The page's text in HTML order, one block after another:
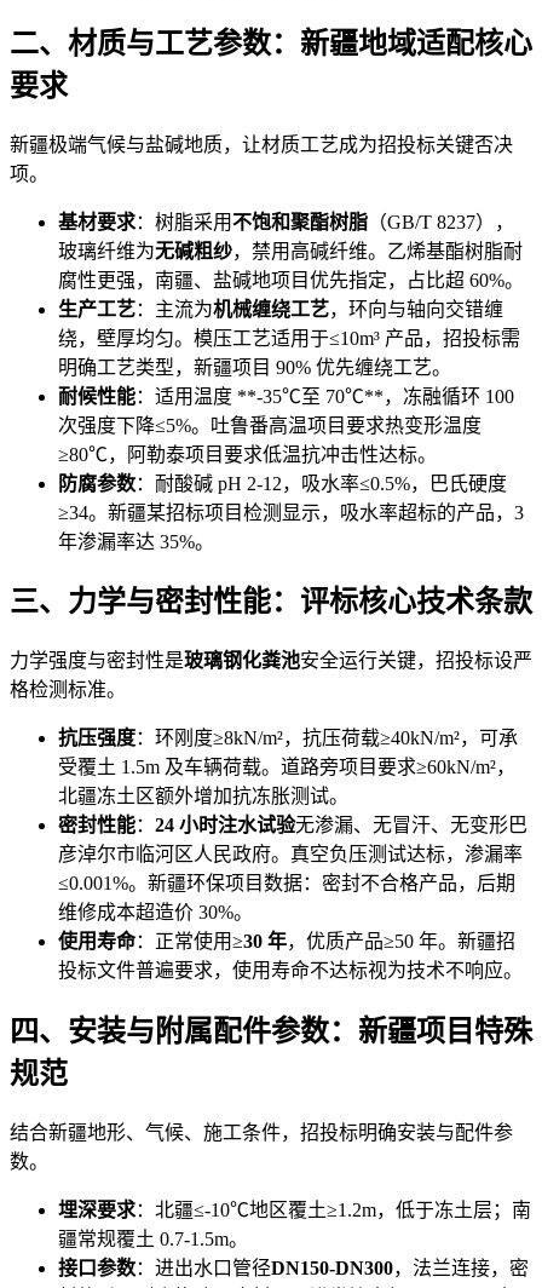
二、材质与工艺参数：新疆地域适配核心
要求
新疆极端气候与盐碱地质，让材质工艺成为招投标关键否决
项。
基材要求：树脂采用不饱和聚酯树脂 （GB/T 8237），
玻璃纤维为无碱粗纱，禁用高碱纤维。乙烯基酯树脂耐
腐性更强，南疆、盐碱地项目优先指定，占比超 60%。
生产工艺：主流为机械缠绕工艺，环向与轴向交错缠
绕，壁厚均匀。模压工艺适用于≤10m³ 产品，招投标需
明确工艺类型，新疆项目 90% 优先缠绕工艺。
耐候性能：适用温度 **-35℃至 70℃**，冻融循环 100
次强度下降≤5%。吐鲁番高温项目要求热变形温度
≥80℃，阿勒泰项目要求低温抗冲击性达标。
防腐参数：耐酸碱 pH 2-12，吸水率≤0.5%，巴氏硬度
≥34。新疆某招标项目检测显示，吸水率超标的产品，3
年渗漏率达 35%。
三、力学与密封性能：评标核心技术条款
力学强度与密封性是玻璃钢化粪池安全运行关键，招投标设严
格检测标准。
抗压强度：环刚度≥8kN/m²，抗压荷载≥40kN/m²，可承
受覆土 1.5m 及车辆荷载。道路旁项目要求≥60kN/m²，
北疆冻土区额外增加抗冻胀测试。
密封性能： 24 小时注水试验无渗漏、无冒汗、无变形巴
彦淖尔市临河区人民政府。真空负压测试达标，渗漏率
≤0.001%。新疆环保项目数据：密封不合格产品，后期
维修成本超造价 30%。
使用寿命：正常使用≥30 年，优质产品≥50 年。新疆招
投标文件普遍要求，使用寿命不达标视为技术不响应。
四、安装与附属配件参数：新疆项目特殊
规范
结合新疆地形、气候、施工条件，招投标明确安装与配件参
数。
埋深要求：北疆≤-10℃地区覆土≥1.2m，低于冻土层；南
疆常规覆土 0.7-1.5m。
接口参数：进出水口管径DN150-DN300，法兰连接，密